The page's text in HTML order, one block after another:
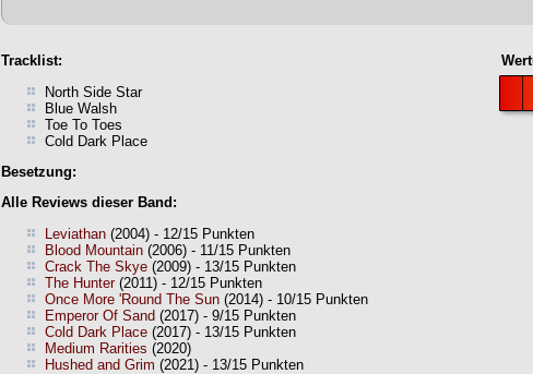
Tracklist:
North Side Star
Blue Walsh
Toe To Toes
Cold Dark Place
Besetzung:
Alle Reviews dieser Band:
Leviathan (2004) - 12/15 Punkten
Blood Mountain (2006) - 11/15 Punkten
Crack The Skye (2009) - 13/15 Punkten
The Hunter(2011) - 12/15 Punkten
Once More 'Round The Sun (2014) - 10/15 Punkten
Emperor Of Sand (2017) - 9/15 Punkten
Cold Dark Place (2017) - 13/15 Punkten
Medium Rarities (2020)
Hushed and Grim (2021) - 13/15 Punkten